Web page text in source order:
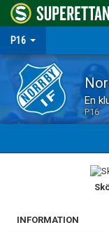
P16
En
P16
MATCHER
INFORMATION